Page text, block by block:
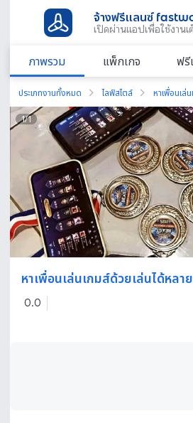
จ้างฟรีแลนซ์
เปิดผ่านแอปเพื่อใช้งาน
ภาพรวม แพ็กเกจ ฟรี
ประเภทงานทั้งหมด ไลฟ์สไตล์ หาเพื่อนเล่น
1/1
หาเพื่อนเล่นเกมส์ด้วยเล่นได้หลา
0.0